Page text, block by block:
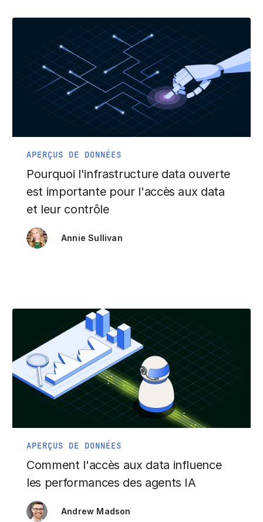
APERÇUS DE DONNÉES
Pourquoi l'infrastructure data ouverte
est importante pour l'accès aux data
et leur contrôle
Annie Sullivan
APERÇUS DE DONNÉES
Comment l'accès aux data influence
les performances des agents IA
Andrew Madson